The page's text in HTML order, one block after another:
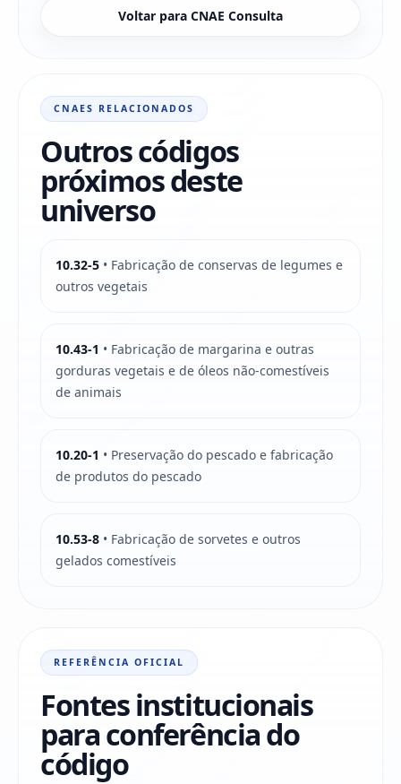
Voltar para CNAE Consulta
CNAES RELACIONADOS
Outros códigos
próximos deste
universo
10.32-5 • Fabricação de conservas de legumes e
outros vegetais
10.43-1 • Fabricação de margarina e outras
gorduras vegetais e de óleos não-comestíveis
de animais
10.20-1 • Preservação do pescado e fabricação
de produtos do pescado
10.53-8 • Fabricação de sorvetes e outros
gelados comestíveis
REFERÊNCIA OFICIAL
Fontes institucionais
para conferência do
código